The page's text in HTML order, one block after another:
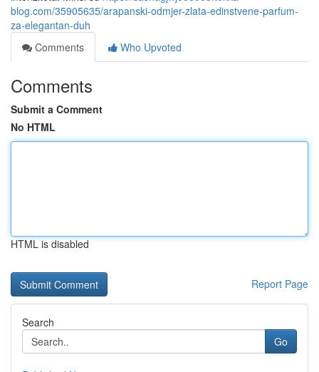
blog.com/35905635/arapanski-odmjer-zlata-edinstvene-parfum-
za-elegantan-duh
Comments
Who Upvoted
Comments
Submit a Comment
No HTML
HTML is disabled
Report Page
Search
Go